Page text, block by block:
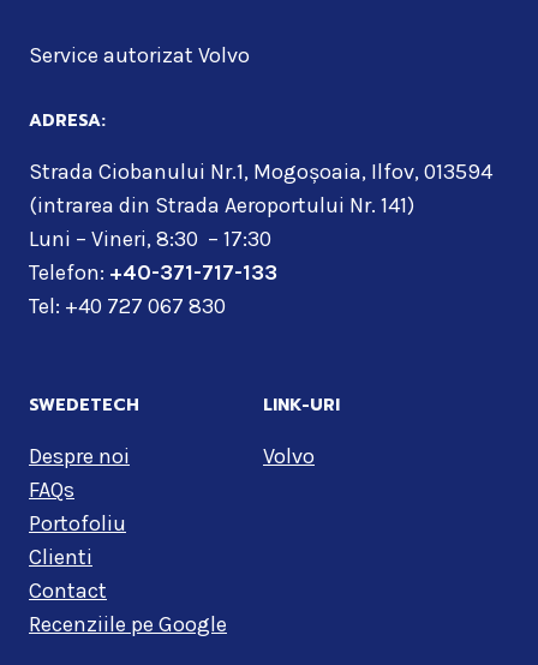
Service autorizat Volvo
ADRESA:
Strada Ciobanului Nr.1, Mogoșoaia, Ilfov, 013594
(intrarea din Strada Aeroportului Nr. 141)
Luni – Vineri, 8:30 – 17:30
Telefon: +40-371-717-133
Tel: +40 727 067 830
SWEDETECH
Despre noi
FAQs
Portofoliu
Clienti
Contact
Recenziile pe Google
LINK-URI
Volvo